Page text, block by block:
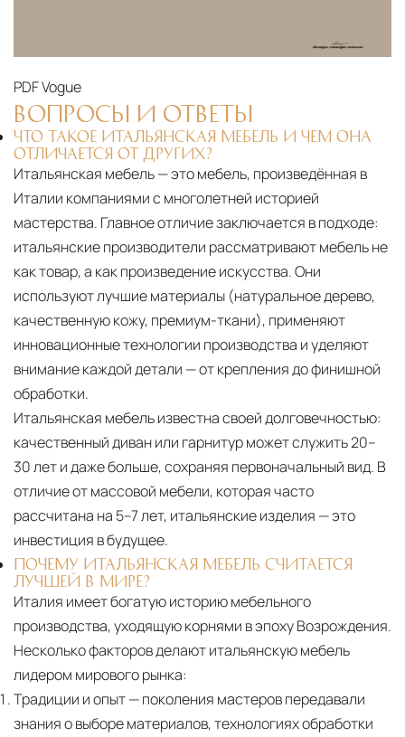
PDFVogue
ВОПРОСЫ И ОТВЕТЫ
ЧТО ТАКОЕ ИТАЛЬЯНСКАЯ МЕБЕЛЬ И ЧЕМ ОНА
ОТЛИЧАЕТСЯ ОТ ДРУГИХ?
Итальянская мебель — это мебель, произведённая в
Италии компаниями с многолетней историей
мастерства. Главное отличие заключается в подходе:
итальянские производители рассматривают мебель не
как товар, а как произведение искусства. Они
используют лучшие материалы (натуральное дерево,
качественную кожу, премиум-ткани), применяют
инновационные технологии производства и уделяют
внимание каждой детали — от крепления до финишной
обработки.
Итальянская мебель известна своей долговечностью:
качественный диван или гарнитур может служить 20–
30 лет и даже больше, сохраняя первоначальный вид. В
отличие от массовой мебели, которая часто
рассчитана на 5–7 лет, итальянские изделия — это
инвестиция в будущее.
ПОЧЕМУ ИТАЛЬЯНСКАЯ МЕБЕЛЬ СЧИТАЕТСЯ
ЛУЧШЕЙ В МИРЕ?
Италия имеет богатую историю мебельного
производства, уходящую корнями в эпоху Возрождения.
Несколько факторов делают итальянскую мебель
лидером мирового рынка:
Традиции и опыт— поколения мастеров передавали
знания о выборе материалов, технологиях обработки